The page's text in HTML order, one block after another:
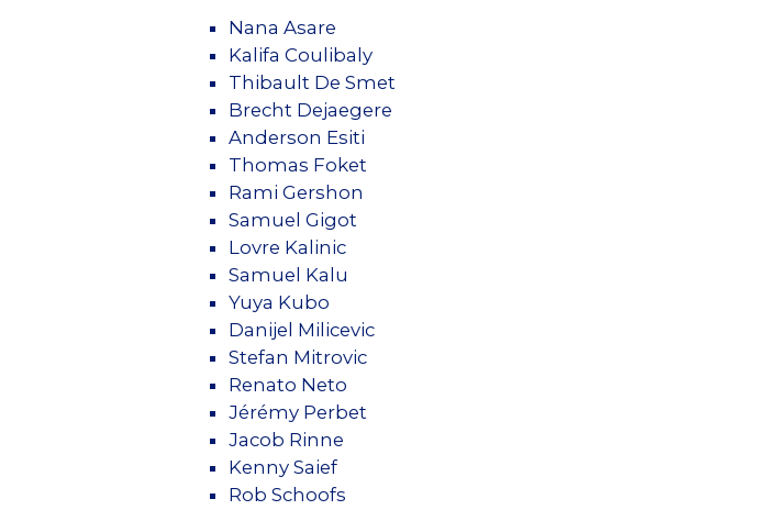
Nana Asare
Kalifa Coulibaly
Thibault De Smet
Brecht Dejaegere
Anderson Esiti
Thomas Foket
Rami Gershon
Samuel Gigot
Lovre Kalinic
Samuel Kalu
Yuya Kubo
Danijel Milicevic
Stefan Mitrovic
Renato Neto
Jérémy Perbet
Jacob Rinne
Kenny Saief
Rob Schoofs